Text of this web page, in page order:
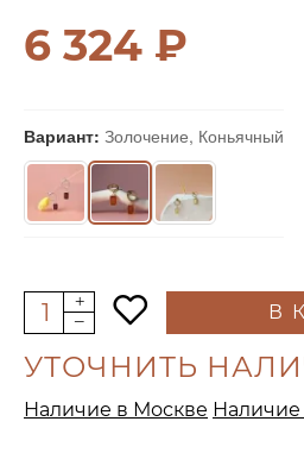
6 324 ₽
Вариант: Золочение, Коньячный
В
УТОЧНИТЬ
Наличие в Москве Наличие